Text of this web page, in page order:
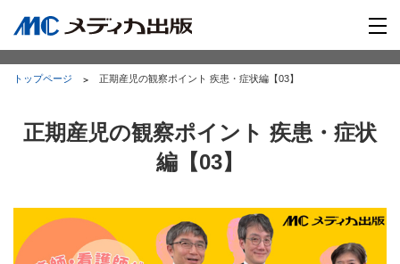
トップページ 正期産児の観察ポイント 疾患・症状編【03】
正期産児の観察ポイント 疾患・症状
編【03】